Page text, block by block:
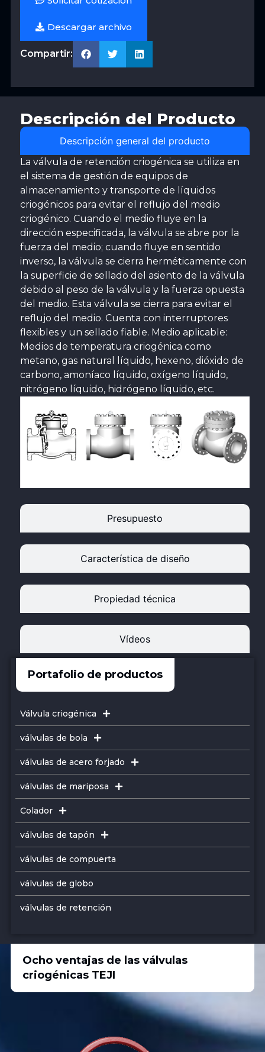
Descargar archivo
Compartir:
Válvula criogénica
válvulas de bola
válvulas de acero forjado
válvulas de mariposa
Colador
válvulas de tapón
válvulas de compuerta
válvulas de globo
válvulas de retención
Portafolio de productos
Descripción del Producto
Descripción general del producto
Presupuesto
Característica de diseño
Propiedad técnica
Vídeos
La válvula de retención criogénica se utiliza en
el sistema de gestión de equipos de
almacenamiento y transporte de líquidos
criogénicos para evitar el reflujo del medio
criogénico. Cuando el medio fluye en la
dirección especificada, la válvula se abre por la
fuerza del medio; cuando fluye en sentido
inverso, la válvula se cierra herméticamente con
la superficie de sellado del asiento de la válvula
debido al peso de la válvula y la fuerza opuesta
del medio. Esta válvula se cierra para evitar el
reflujo del medio. Cuenta con interruptores
flexibles y un sellado fiable. Medio aplicable:
Medios de temperatura criogénica como
metano, gas natural líquido, hexeno, dióxido de
carbono, amoníaco líquido, oxígeno líquido,
nitrógeno líquido, hidrógeno líquido, etc.
Ocho ventajas de las válvulas
criogénicas TEJI